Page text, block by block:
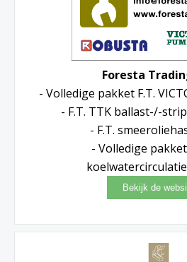
Foresta
- Volledige pakket F.T.
- F.T. TTK ballast-/-
- F.T.
- Volledige pakket